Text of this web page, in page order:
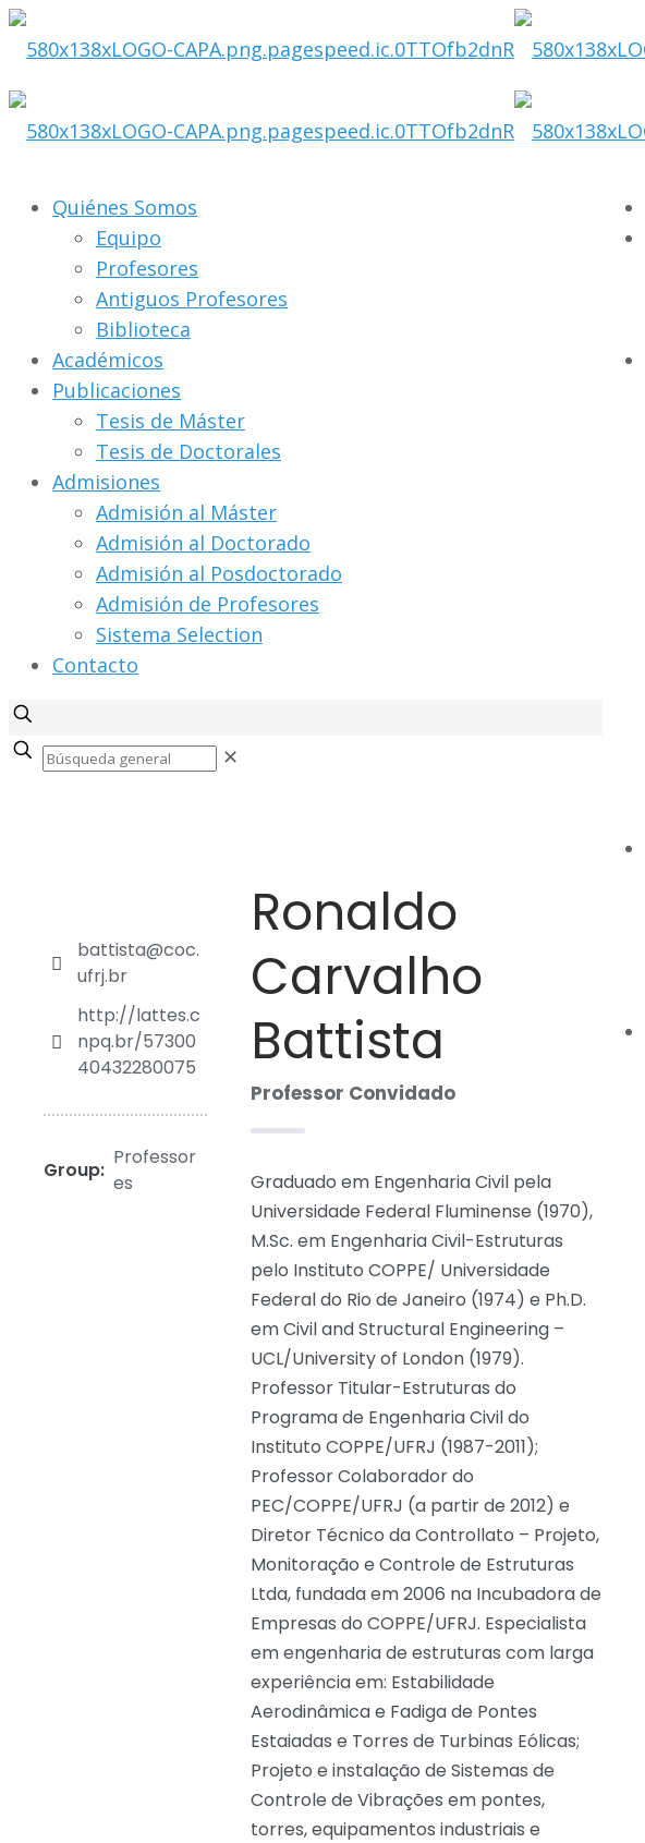
Quiénes Somos
Equipo
Profesores
Antiguos Profesores
Biblioteca
Académicos
Publicaciones
Tesis de Máster
Tesis de Doctorales
Admisiones
Admisión al Máster
Admisión al Doctorado
Admisión al Posdoctorado
Admisión de Profesores
Sistema Selection
Contacto
✕
battista@coc.
ufrj.br
http://lattes.c
npq.br/57300
40432280075
Group:
Professor
es
Ronaldo
Carvalho
Battista
Professor Convidado
Graduado em Engenharia Civil pela
Universidade Federal Fluminense (1970),
M.Sc. em Engenharia Civil-Estruturas
pelo Instituto COPPE/ Universidade
Federal do Rio de Janeiro (1974) e Ph.D.
em Civil and Structural Engineering –
UCL/University of London (1979).
Professor Titular-Estruturas do
Programa de Engenharia Civil do
Instituto COPPE/UFRJ (1987-2011);
Professor Colaborador do
PEC/COPPE/UFRJ (a partir de 2012) e
Diretor Técnico da Controllato – Projeto,
Monitoração e Controle de Estruturas
Ltda, fundada em 2006 na Incubadora de
Empresas do COPPE/UFRJ. Especialista
em engenharia de estruturas com larga
experiência em: Estabilidade
Aerodinâmica e Fadiga de Pontes
Estaiadas e Torres de Turbinas Eólicas;
Projeto e instalação de Sistemas de
Controle de Vibrações em pontes,
torres, equipamentos industriais e